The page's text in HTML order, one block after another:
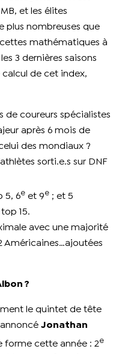
et les élites
plus nombreuses que
mathématiques à
3 dernières saisons
de cet index,
de coureurs spécialistes
après 6 mois de
des mondiaux ?
sorti.e.s sur DNF
5, 6e et 9e ; et 5
15.
avec une majorité
Américaines…ajoutées
?
le quintet de tête
annoncéJonathan
forme cette année : 2e